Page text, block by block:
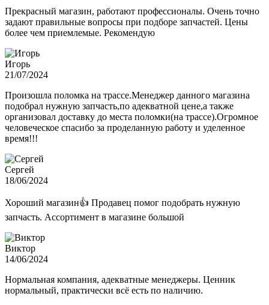
Прекрасный магазин, работают профессионалы. Очень точно
задают правильные вопросы при подборе запчастей. Цены
более чем приемлемые. Рекомендую
Игорь
21/07/2024
Произошла поломка на трассе.Менеджер данного магазина
подобрал нужную запчасть,по адекватной цене,а также
организовал доставку до места поломки(на трассе).Огромное
человеческое спасибо за проделанную работу и уделенное
время!!!
Сергей
18/06/2024
Хороший магазин👍 Продавец помог подобрать нужную
запчасть. Ассортимент в магазине большой
Виктор
14/06/2024
Нормальная компания, адекватные менеджеры. Ценник
нормальный, практически всё есть по наличию.